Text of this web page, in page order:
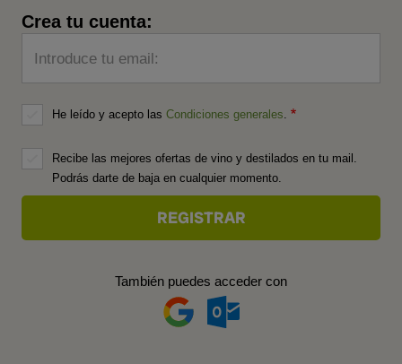
Crea tu cuenta:
Introduce tu email:
He leído y acepto las Condiciones generales
Recibe las mejores ofertas de vino y destilados en tu mail.
Podrás darte de baja en cualquier momento.
También puedes acceder con